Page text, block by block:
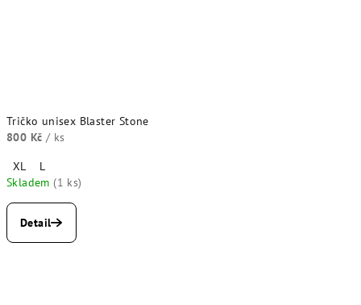
Tričko unisex Blaster Stone
800 Kč / ks
XL
L
Skladem (1 ks)
Detail